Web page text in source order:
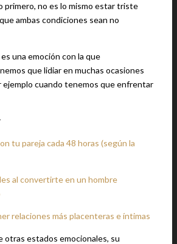
primero, no es lo mismo estar triste
ambas condiciones sean no
una emoción con la que
que lidiar en muchas ocasiones
ejemplo cuando tenemos que enfrentar
tu pareja cada 48 horas (según la
al convertirte en un hombre
relaciones más placenteras e íntimas
otras estados emocionales, su